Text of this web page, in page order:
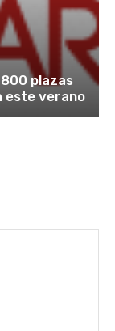
plazas
este verano